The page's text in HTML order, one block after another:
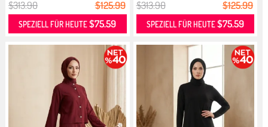
$313.90 $125.99
SPEZIELL FÜR HEUTE$75.59
$313.90 $125.99
SPEZIELL FÜR HEUTE$75.59